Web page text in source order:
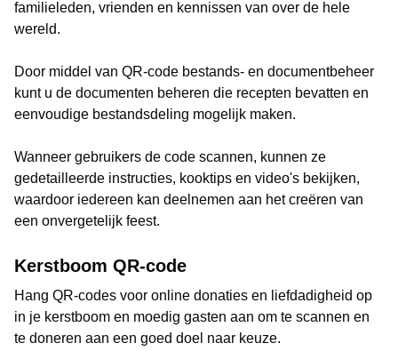
familieleden, vrienden en kennissen van over de hele
wereld.
Door middel van QR-code bestands- en documentbeheer
kunt u de documenten beheren die recepten bevatten en
eenvoudige bestandsdeling mogelijk maken.
Wanneer gebruikers de code scannen, kunnen ze
gedetailleerde instructies, kooktips en video's bekijken,
waardoor iedereen kan deelnemen aan het creëren van
een onvergetelijk feest.
Kerstboom QR-code
Hang QR-codes voor online donaties en liefdadigheid op
in je kerstboom en moedig gasten aan om te scannen en
te doneren aan een goed doel naar keuze.